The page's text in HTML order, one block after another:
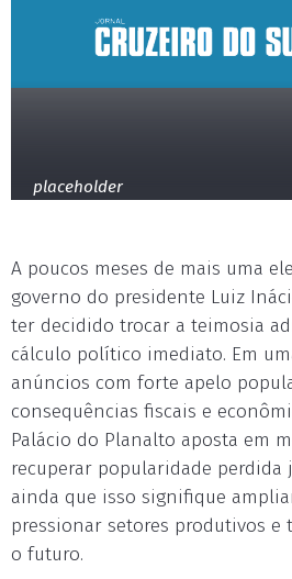
placeholder
A poucos meses de mais uma
governo do presidente Luiz
ter decidido trocar a teimosia
cálculo político imediato. Em
anúncios com forte apelo
consequências fiscais e
Palácio do Planalto aposta em
recuperar popularidade
ainda que isso signifique
pressionar setores produtivos e
o futuro.